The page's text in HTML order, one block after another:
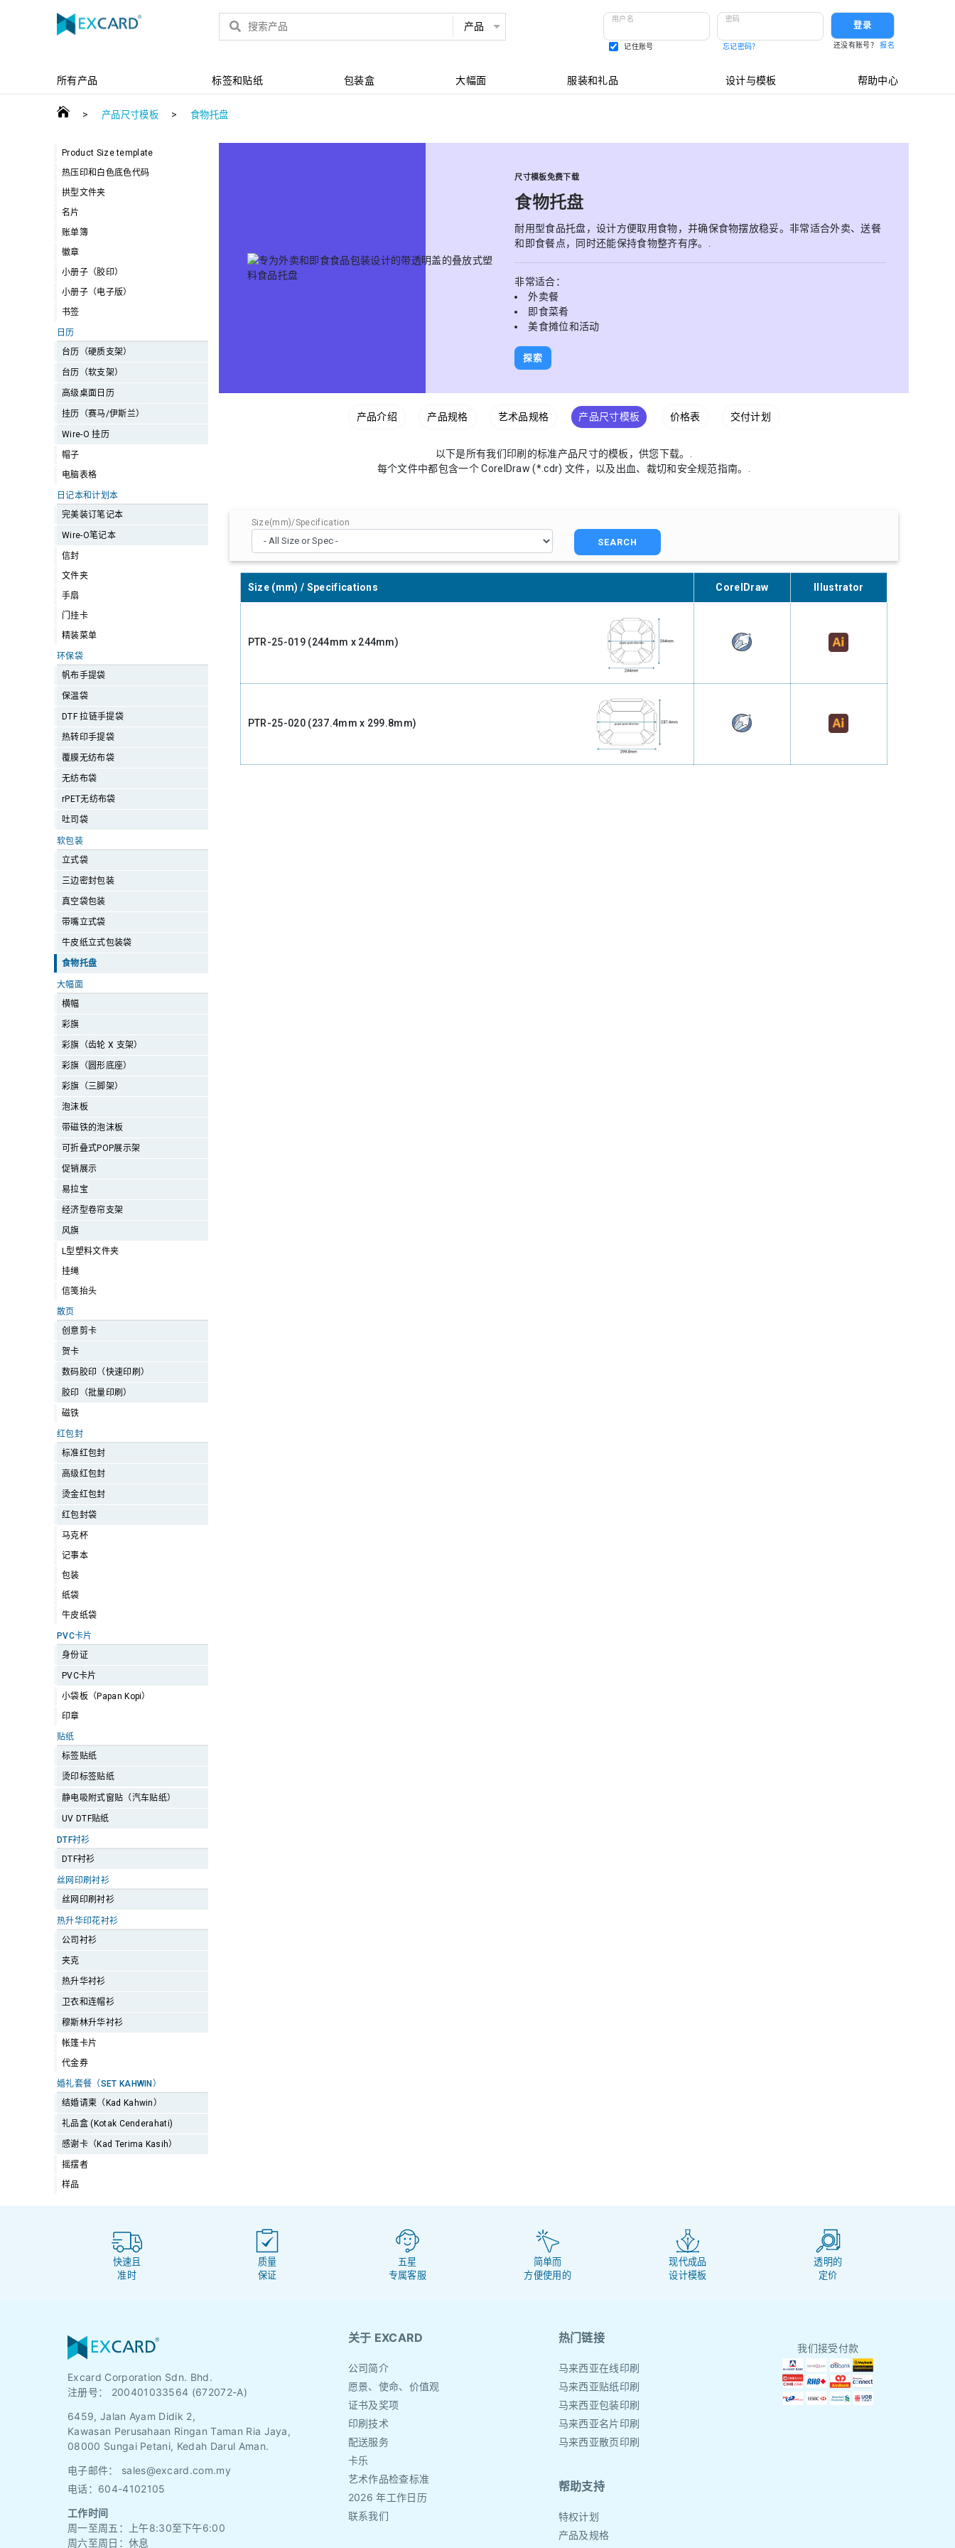
用户名
记住账号
密码
忘记密码？
登录
还没有账号？报名
所有产品 标签和贴纸 包装盒 大幅面 服装和礼品 设计与模板 帮助中心
> 产品尺寸模板 > 食物托盘
Product Size template
热压印和白色底色代码
拱型文件夹
名片
账单簿
徽章
小册子（胶印）
小册子（电子版）
书签
日历
台历（硬质支架）
台历（软支架）
高级桌面日历
挂历（赛马/伊斯兰）
Wire-O 挂历
帽子
电脑表格
日记本和计划本
完美装订笔记本
Wire-O笔记本
信封
文件夹
手扇
门挂卡
精装菜单
环保袋
帆布手提袋
保温袋
DTF 拉链手提袋
热转印手提袋
覆膜无纺布袋
无纺布袋
rPET无纺布袋
吐司袋
软包装
立式袋
三边密封包装
真空袋包装
带嘴立式袋
牛皮纸立式包装袋
食物托盘
大幅面
横幅
彩旗
彩旗（齿轮 X 支架）
彩旗（圆形底座）
彩旗（三脚架）
泡沫板
带磁铁的泡沫板
可折叠式POP展示架
促销展示
易拉宝
经济型卷帘支架
风旗
L型塑料文件夹
挂绳
信笺抬头
散页
创意剪卡
贺卡
数码胶印（快速印刷）
胶印（批量印刷）
磁铁
红包封
标准红包封
高级红包封
烫金红包封
红包封袋
马克杯
记事本
包装
纸袋
牛皮纸袋
PVC卡片
身份证
PVC卡片
小袋板（Papan Kopi）
印章
贴纸
标签贴纸
烫印标签贴纸
静电吸附式窗贴（汽车贴纸）
UV DTF贴纸
DTF衬衫
DTF衬衫
丝网印刷衬衫
丝网印刷衬衫
热升华印花衬衫
公司衬衫
夹克
热升华衬衫
卫衣和连帽衫
穆斯林升华衬衫
帐篷卡片
代金券
婚礼套餐（SET KAHWIN）
结婚请柬（Kad Kahwin）
礼品盒 (Kotak Cenderahati)
感谢卡（Kad Terima Kasih）
摇摆者
样品
尺寸模板免费下载
食物托盘
耐用型食品托盘，设计方便取用食物，并确保食物摆放稳妥。非常适合外卖、送餐
和即食餐点，同时还能保持食物整齐有序。.
非常适合：
外卖餐
即食菜肴
美食摊位和活动
探索
产品介绍 产品规格 艺术品规格 产品尺寸模板 价格表 交付计划
以下是所有我们印刷的标准产品尺寸的模板，供您下载。.
每个文件中都包含一个 CorelDraw (*.cdr) 文件，以及出血、裁切和安全规范指南。.
Size(mm)/Specification
SEARCH
Size (mm) / Specifications CorelDraw Illustrator
PTR-25-019 (244mm x 244mm)
PTR-25-020 (237.4mm x 299.8mm)
快速且
准时
质量
保证
五星
专属客服
简单而
方便使用的
现代成品
设计模板
透明的
定价
Excard Corporation Sdn. Bhd.
注册号： 200401033564 (672072-A)
6459, Jalan Ayam Didik 2,
Kawasan Perusahaan Ringan Taman Ria Jaya,
08000 Sungai Petani, Kedah Darul Aman.
电子邮件： sales@excard.com.my
电话：604-4102105
工作时间
周一至周五：上午8:30至下午6:00
周六至周日：休息
关于 EXCARD
公司简介
愿景、使命、价值观
证书及奖项
印刷技术
配送服务
卡乐
艺术作品检查标准
2026 年工作日历
联系我们
热门链接
马来西亚在线印刷
马来西亚贴纸印刷
马来西亚包装印刷
马来西亚名片印刷
马来西亚散页印刷
帮助支持
特权计划
产品及规格
我们接受付款